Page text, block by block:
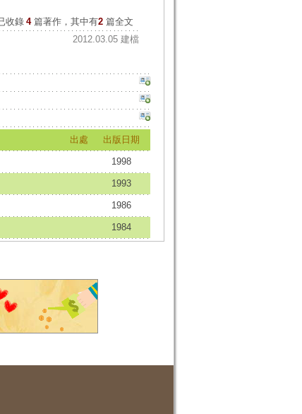
收錄 4 篇著作，其中有2篇全文
2012.03.05 建檔
出處 出版日期
1998
1993
1986
1984